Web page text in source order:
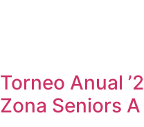
Torneo Anual
Zona Seniors A